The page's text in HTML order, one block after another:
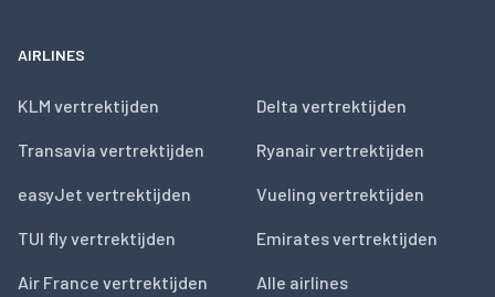
AIRLINES
KLM vertrektijden
Transavia vertrektijden
easyJet vertrektijden
TUI fly vertrektijden
Air France vertrektijden
Delta vertrektijden
Ryanair vertrektijden
Vueling vertrektijden
Emirates vertrektijden
Alle airlines